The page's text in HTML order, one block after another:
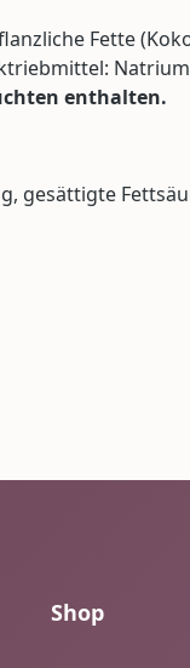
Fette
enthalten.
gesättigte
Shop